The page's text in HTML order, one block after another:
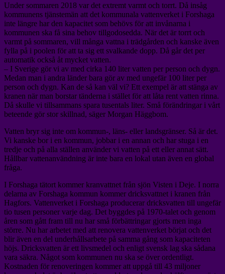
Under sommaren 2018 var det extremt varmt och torrt. Då insåg
kommunens tjänstemän att det kommunala vattenverket i Forshaga
inte längre har den kapacitet som behövs för att invånarna i
kommunen ska få sina behov tillgodosedda. När det är torrt och
varmt på sommaren, vill många vattna i trädgården och kanske även
fylla på i poolen för att ta sig ett svalkande dopp. Då går det per
automatik också åt mycket vatten.
– I Sverige gör vi av med cirka 140 liter vatten per person och dygn.
Medan man i andra länder bara gör av med ungefär 100 liter per
person och dygn. Kan de så kan väl vi? Ett exempel är att stänga av
kranen när man borstar tänderna i stället för att låta rent vatten rinna.
Då skulle vi tillsammans spara tusentals liter. Små förändringar i vårt
beteende gör stor skillnad, säger Morgan Häggbom.
Vatten bryr sig inte om kommun-, läns- eller landsgränser. Så är det.
Vi kanske bor i en kommun, jobbar i en annan och har stuga i en
tredje och på alla ställen använder vi vatten på ett eller annat sätt.
Hållbar vattenanvändning är inte bara en lokal utan även en global
fråga.
I Forshaga tätort kommer kranvattnet från sjön Visten i Deje. I norra
delarna av Forshaga kommun kommer dricksvattnet i kranen från
Hagfors. Vattenverket i Forshaga producerar dricksvatten till ungefär
tio tusen personer varje dag. Det byggdes på 1970-talet och genom
åren som gått fram till nu har små förbättringar gjorts men inga
större. Nu har arbetet med att renovera vattenverket börjat och det
blir även en del underhållsarbete på samma gång som kapaciteten
höjs. Dricksvatten är ett livsmedel och enligt svensk lag ska sådana
vara säkra. Något som kommunen nu ska se över ordentligt.
Kostnaden för renoveringen kommer att uppgå till 43 miljoner